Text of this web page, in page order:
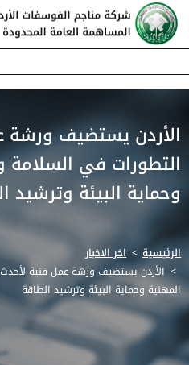
الأردن يستضيف ورشة
التطورات في السلامة
وحماية البيئة وترشيد
الرئيسية اخر الاخبار
الأردن يستضيف ورشة عمل فنية
المهنية وحماية البيئة وترشيد الطاقة